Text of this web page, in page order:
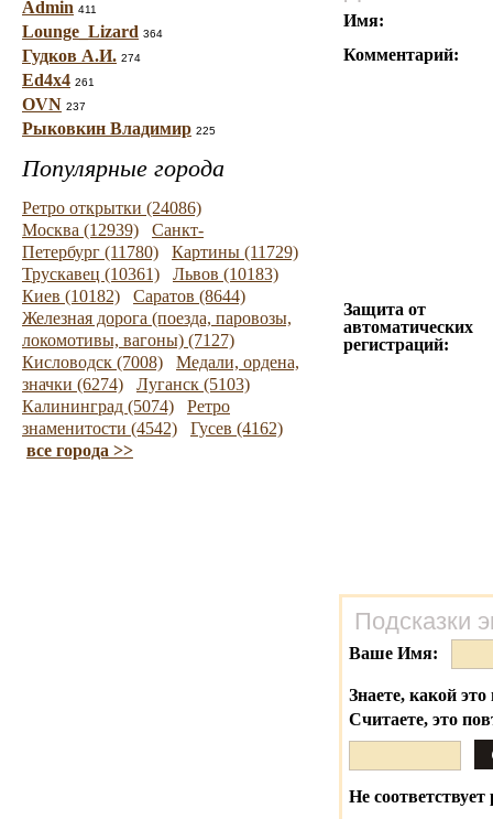
Admin 411
Lounge_Lizard 364
Гудков А.И. 274
Ed4x4 261
OVN 237
Рыковкин Владимир 225
Популярные города
Ретро открытки (24086)
Москва (12939)
Санкт-
Петербург (11780)
Картины (11729)
Трускавец (10361)
Львов (10183)
Киев (10182)
Саратов (8644)
Железная дорога (поезда, паровозы,
локомотивы, вагоны) (7127)
Кисловодск (7008)
Медали, ордена,
значки (6274)
Луганск (5103)
Калининград (5074)
Ретро
знаменитости (4542)
Гусев (4162)
все города >>
Имя:
Комментарий:
Защита от
автоматических
регистраций:
Подсказки
Ваше Имя:
Знаете, какой это
Считаете, это
Не соответствует